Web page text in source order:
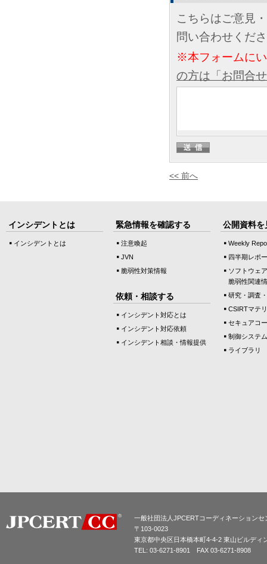
こちらはご意見
問い合わせくだ
※本フォームに
の方は「お問合
<< 前へ
インシデントとは
インシデントとは
緊急情報を確認する
注意喚起
JVN
脆弱性対策情報
依頼・相談する
インシデント対応とは
インシデント対応依頼
インシデント相談・情報提供
公開資料を
Weekly
四半期レポ
ソフトウェ
脆弱性関連
研究・調査
CSIRTマテ
セキュアコ
制御システ
ライブラリ
一般社団法人JPCERTコーディネーションセ
〒103-0023
東京都中央区日本橋本町4-4-2 東山ビルディ
TEL: 03-6271-8901 FAX 03-6271-8908